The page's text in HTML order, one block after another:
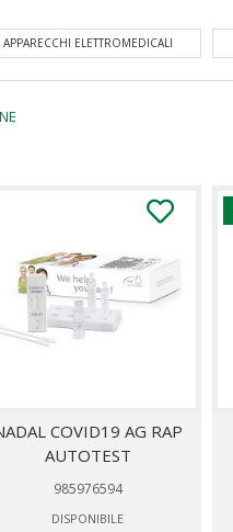
AEROSOL
COVID19 AG RAP
AUTOTEST
985976594
DISPONIBILE